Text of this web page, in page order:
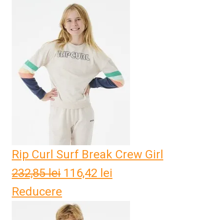
a
fost:
90,50 lei.
Rip Curl Surf Break Crew Girl
232,85lei Prețul
a
116,42 lei
Reducere